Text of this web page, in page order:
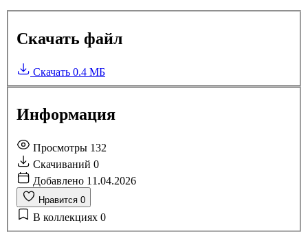
Скачать файл
Скачать 0.4 МБ
Информация
Просмотры 132
Скачиваний 0
Добавлено 11.04.2026
Нравится 0
В коллекциях 0